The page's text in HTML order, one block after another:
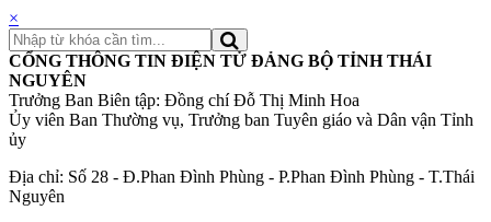
×
CỔNG THÔNG TIN ĐIỆN TỬ ĐẢNG BỘ TỈNH THÁI
NGUYÊN
Trưởng Ban Biên tập: Đồng chí Đỗ Thị Minh Hoa
Ủy viên Ban Thường vụ, Trưởng ban Tuyên giáo và Dân vận Tỉnh
ủy
Địa chỉ: Số 28 - Đ.Phan Đình Phùng - P.Phan Đình Phùng - T.Thái
Nguyên